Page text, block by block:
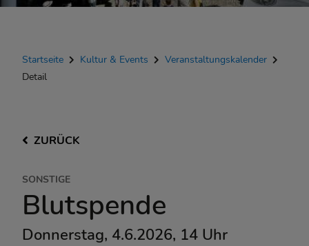
Startseite Kultur & Events
Veranstaltungskalender
Detail
ZURÜCK
SONSTIGE
Blutspende
Donnerstag, 4.6.2026, 14 Uhr